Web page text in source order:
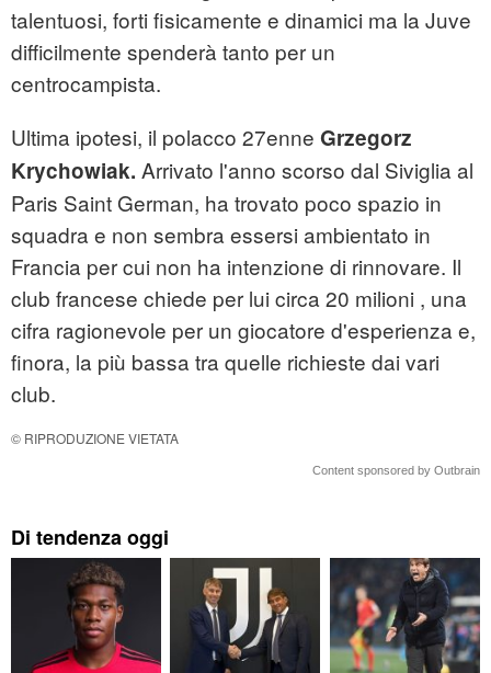
talentuosi, forti fisicamente e dinamici ma la Juve
difficilmente spenderà tanto per un
centrocampista.
Ultima ipotesi, il polacco 27enne Grzegorz
Krychowiak. Arrivato l'anno scorso dal Siviglia al
Paris Saint German, ha trovato poco spazio in
squadra e non sembra essersi ambientato in
Francia per cui non ha intenzione di rinnovare. Il
club francese chiede per lui circa 20 milioni , una
cifra ragionevole per un giocatore d'esperienza e,
finora, la più bassa tra quelle richieste dai vari
club.
© RIPRODUZIONE VIETATA
Content sponsored by Outbrain
Di tendenza oggi